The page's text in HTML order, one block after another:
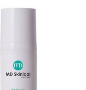
原
NT$7,600。